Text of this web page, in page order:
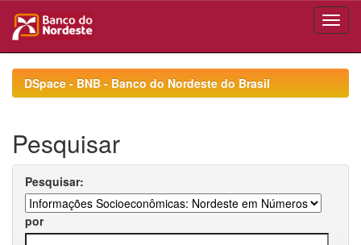
navigationDSpace - BNB - Banco do Nordeste do Brasil
Pesquisar
Pesquisar:
por